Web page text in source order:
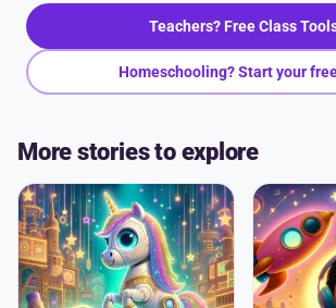
Teachers? Free Class
Homeschooling? Start your
More stories to explore